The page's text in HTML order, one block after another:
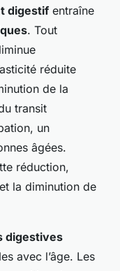
digestif entraîne
. Tout
réduite
de la
transit
un
âgées.
réduction,
la diminution de
digestives
avec l’âge. Les